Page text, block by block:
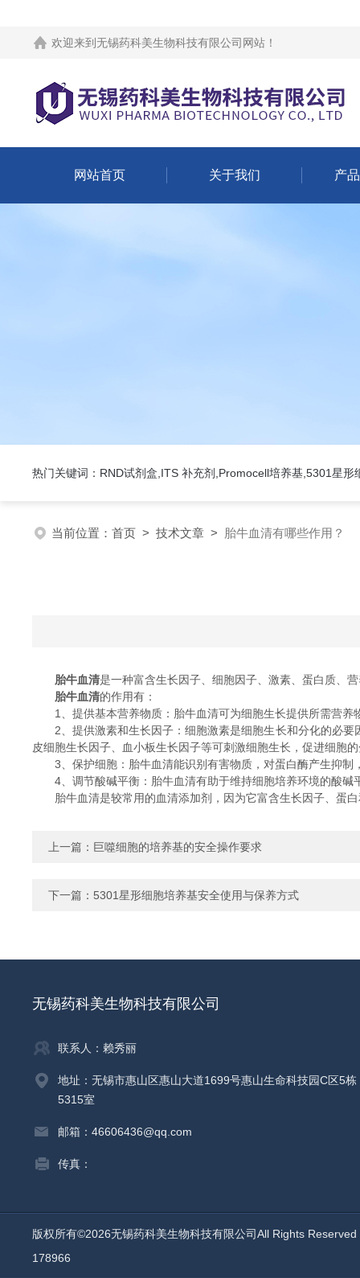
欢迎来到 无锡药科美生物科技有限公司网站 ！
网站首页 关于我们 产
热门关键词：RND试剂盒,ITS 补充剂,Promocell培养基,5301星形
当前位置： 首页 > 技术文章 > 胎牛血清有哪些作用？
胎牛血清是一种富含生长因子、细胞因子、激素、蛋白质、
胎牛血清的作用有：
1、提供基本营养物质：胎牛血清可为细胞生长提供所需营养
2、提供激素和生长因子：细胞激素是细胞生长和分化的必要
皮细胞生长因子、血小板生长因子等可刺激细胞生长，促进细胞
3、保护细胞：胎牛血清能识别有害物质，对蛋白酶产生抑制
4、调节酸碱平衡：胎牛血清有助于维持细胞培养环境的酸碱
胎牛血清是较常用的血清添加剂，因为它富含生长因子、蛋白
上一篇： 巨噬细胞的培养基的安全操作要求
下一篇： 5301星形细胞培养基安全使用与保养方式
无锡药科美生物科技有限公司
联系人：赖秀丽
地址：无锡市惠山区惠山大道1699号惠山生命科技园C区5栋
5315室
邮箱：46606436@qq.com
传真：
版权所有©2026无锡药科美生物科技有限公司All Rights
178966